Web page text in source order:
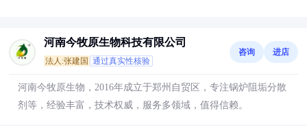
河南今牧原生物科技有限公司
法人:张建国 通过真实性核验
咨询 进店
河南今牧原生物，2016年成立于郑州自贸区，专注锅炉阻垢分散
剂等，经验丰富，技术权威，服务多领域，值得信赖。